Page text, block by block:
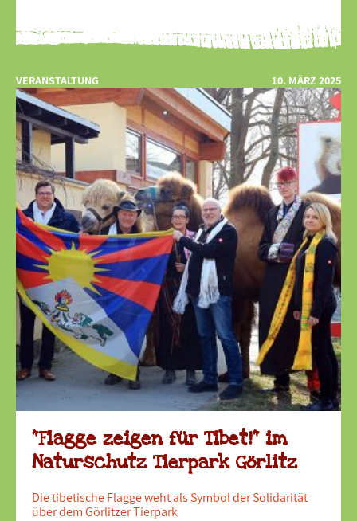
VERANSTALTUNG 10. MÄRZ 2025
"Flagge zeigen für Tibet!" im
Naturschutz Tierpark Görlitz
Die tibetische Flagge weht als Symbol der Solidarität
über dem Görlitzer Tierpark